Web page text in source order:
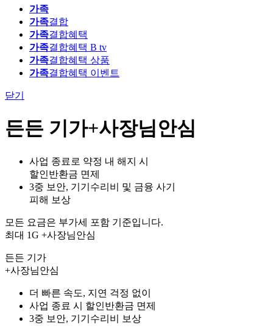
가족
가족결합
가족결합혜택
가족결합혜택 B tv
가족결합혜택 상품
가족결합혜택 이벤트
닫기
든든 기가+사장님안심
사업 종료로 약정 내 해지 시
할인반환금 면제
3중 보안, 기기수리비 및 금융 사기
피해 보상
모든 요금은 부가세 포함 기준입니다.
최대 1G +사장님안심
든든 기가
+사장님안심
더 빠른 속도, 지연 걱정 없이
사업 종료 시 할인반환금 면제
3중 보안, 기기수리비 보상